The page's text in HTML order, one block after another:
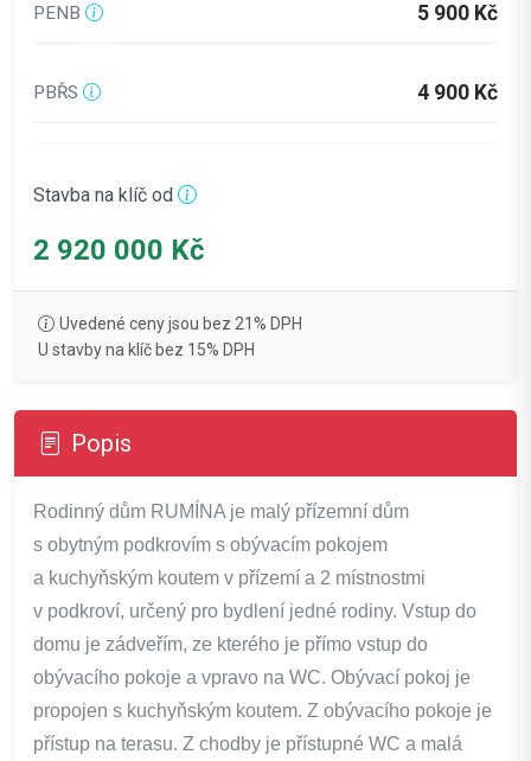
PENB 5 900 Kč
PBŘS 4 900 Kč
Stavba na klíč od
2 920 000 Kč
Uvedené ceny jsou bez 21% DPH
U stavby na klíč bez 15% DPH
Popis
Rodinný dům RUMÍNA je malý přízemní dům
s obytným podkrovím s obývacím pokojem
a kuchyňským koutem v přízemí a 2 místnostmi
v podkroví, určený pro bydlení jedné rodiny. Vstup do
domu je zádveřím, ze kterého je přímo vstup do
obývacího pokoje a vpravo na WC. Obývací pokoj je
propojen s kuchyňským koutem. Z obývacího pokoje je
přístup na terasu. Z chodby je přístupné WC a malá